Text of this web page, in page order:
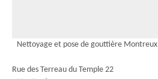
Nettoyage et pose de gouttière Montreux
Rue des Terreau du Temple 22